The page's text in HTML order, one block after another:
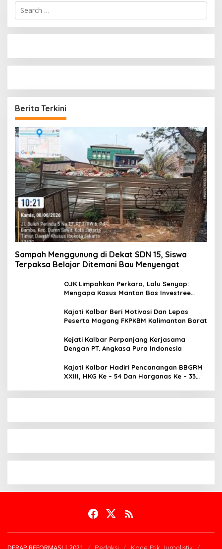
Search
for:
Berita Terkini
Sampah Menggunung di Dekat SDN 15, Siswa
Terpaksa Belajar Ditemani Bau Menyengat
OJK Limpahkan Perkara, Lalu Senyap:
Mengapa Kasus Mantan Bos Investree
Kajati Kalbar Beri Motivasi Dan Lepas
Peserta Magang FKPKBM Kalimantan Barat
Kejati Kalbar Perpanjang Kerjasama
Dengan PT. Angkasa Pura Indonesia
Kajati Kalbar Hadiri Pencanangan BBGRM
XXIII, HKG Ke – 54 Dan Harganas Ke – 33